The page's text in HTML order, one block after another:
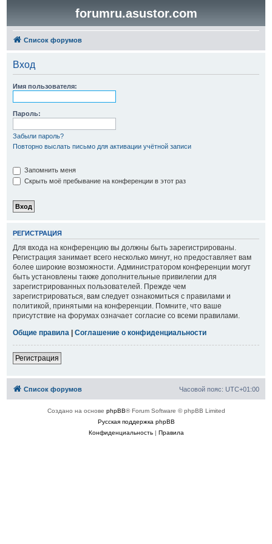
forumru.asustor.com
Список форумов
Вход
Имя пользователя:
Пароль:
Забыли пароль?
Повторно выслать письмо для активации учётной записи
Запомнить меня
Скрыть моё пребывание на конференции в этот раз
РЕГИСТРАЦИЯ
Для входа на конференцию вы должны быть зарегистрированы.
Регистрация занимает всего несколько минут, но предоставляет вам
более широкие возможности. Администратором конференции могут
быть установлены также дополнительные привилегии для
зарегистрированных пользователей. Прежде чем
зарегистрироваться, вам следует ознакомиться с правилами и
политикой, принятыми на конференции. Помните, что ваше
присутствие на форумах означает согласие со всеми правилами.
Общие правила | Соглашение о конфиденциальности
Регистрация
Список форумов Часовой пояс: UTC+01:00
Создано на основе phpBB® Forum Software © phpBB Limited
Русская поддержка phpBB
Конфиденциальность| Правила